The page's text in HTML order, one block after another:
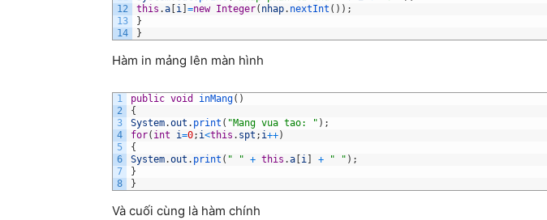
12
13
14
this .a i =new Integer( nhap. nextInt ( ) ) ;
}
}
Hàm in mảng lên màn hình
1
2
3
4
5
6
7
8
public void inMang( )
{
System.out . print ( "Mang vua tao: " ) ;
for( int i=0; i<this . spt ; i++)
{
System.out . print ( " " + this .a i + " " ) ;
}
}
Và cuối cùng là hàm chính